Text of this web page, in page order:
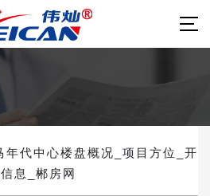
年代中心楼盘概况_项目方位_开
息_郴房网